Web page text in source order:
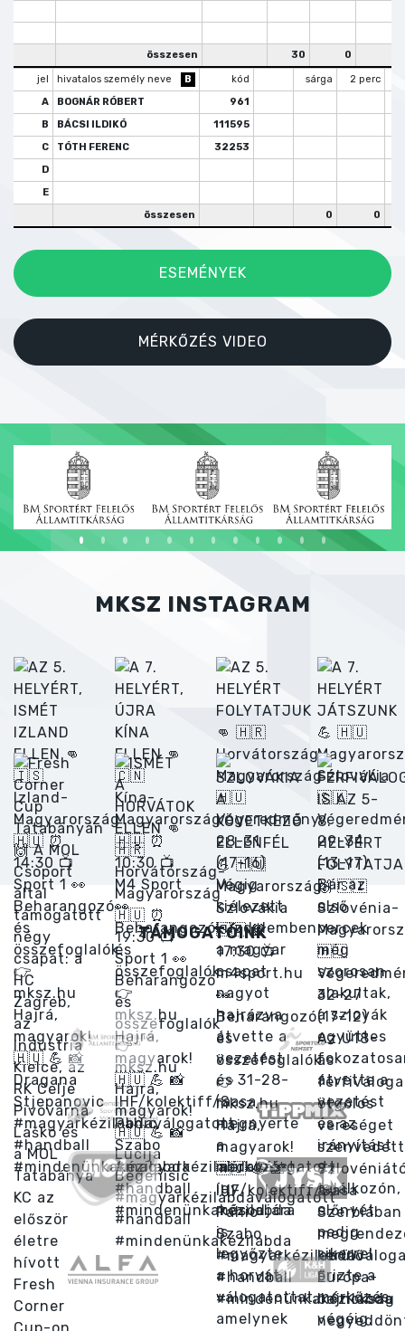
összesen 30 0
jel hivatalos személy neve B kód sárga 2 perc
A
BOGNÁR RÓBERT
961
B
BÁCSI ILDIKÓ
111595
C
TÓTH FERENC
32253
D
E
összesen
0 0
ESEMÉNYEK
MÉRKŐZÉS VIDEO
MKSZ INSTAGRAM
TÁMOGATÓINK